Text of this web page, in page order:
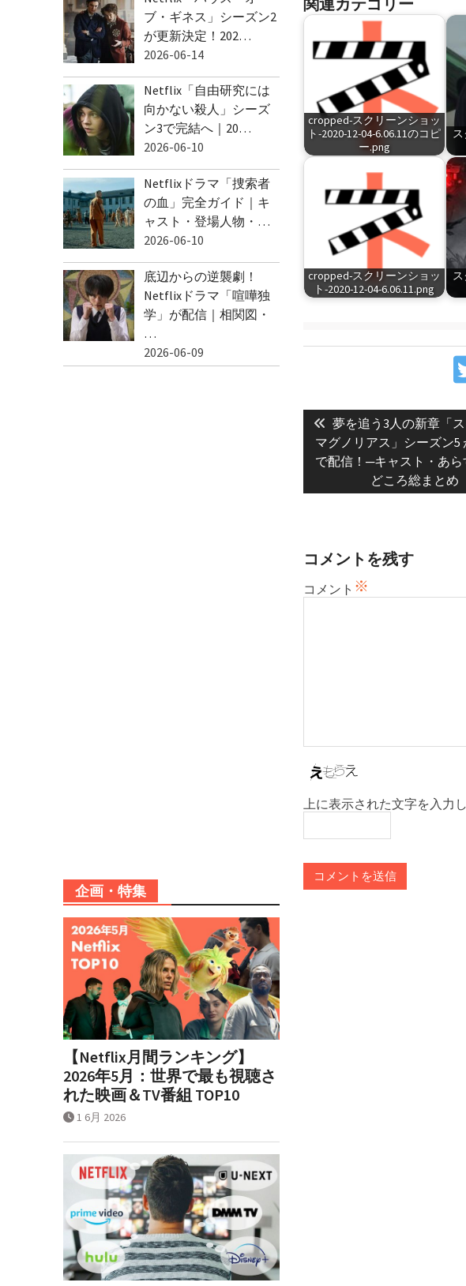
cropped-スクリーンショッ
ト-2020-12-04-6.06.11のコピ
ー.png
cropped-スクリーンショッ
ト-2020-12-04-6.06.11.png
投
稿
ナ
ビ
ゲ
ョ
ン
Previous
post:
夢を追う3人の新章「ス
マグノリアス」シーズン5
で配信！─キャスト・あら
どころ総まとめ
コメントを残す
コメント ※
上に表示された文字を入力
ブ・ギネス」シーズン2
が更新決定！202…
2026-06-14
Netflix「自由研究には
向かない殺人」シーズ
ン3で完結へ｜20…
2026-06-10
Netflixドラマ「捜索者
の血」完全ガイド｜キ
ャスト・登場人物・…
2026-06-10
底辺からの逆襲劇！
Netflixドラマ「喧嘩独
学」が配信｜相関図・
…
2026-06-09
企画・特集
【Netflix月間ランキング】
2026年5月：世界で最も視聴さ
れた映画＆TV番組 TOP10
1 6月 2026